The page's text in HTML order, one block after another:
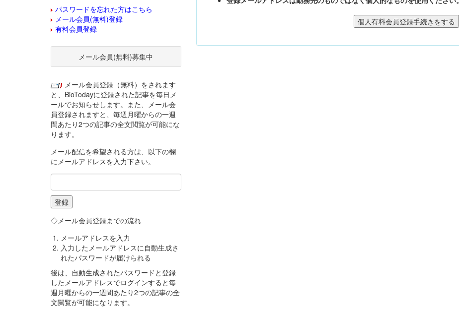
パスワードを忘れた方はこちら
メール会員(無料)登録
有料会員登録
メール会員(無料)募集中
メール会員登録（無料）をされます
と、BioTodayに登録された記事を毎日メ
ールでお知らせします。また、メール会
員登録されますと、毎週月曜からの一週
間あたり2つの記事の全文閲覧が可能にな
ります。
メール配信を希望される方は、以下の欄
にメールアドレスを入力下さい。
◇メール会員登録までの流れ
メールアドレスを入力
入力したメールアドレスに自動生成さ
れたパスワードが届けられる
後は、自動生成されたパスワードと登録
したメールアドレスでログインすると毎
週月曜からの一週間あたり2つの記事の全
文閲覧が可能になります。